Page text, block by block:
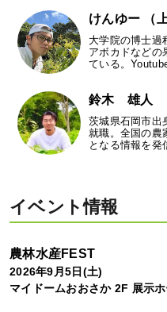
けんゆー （
大学院の博士過
アボカドなどの
ている。
鈴木 雄人
茨城県石岡市出
就職。全国の農
となる情報を発
イベント情報
農林水産FEST
2026年9月5日(土)
マイドームおおさか 2F 展示